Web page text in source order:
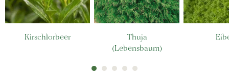
Kirschlorbeer
Thuja
(Lebensbaum)